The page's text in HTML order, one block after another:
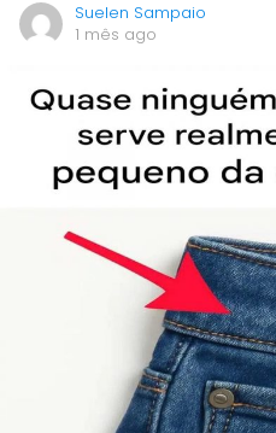
Suelen Sampaio
1 mês ago